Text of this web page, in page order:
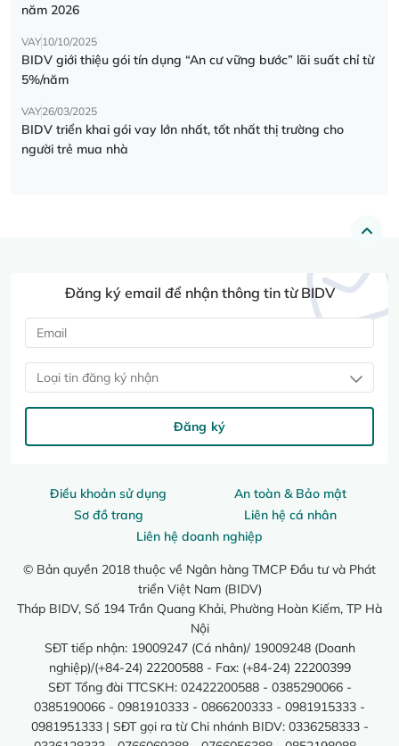
năm 2026
VAY10/10/2025
BIDV giới thiệu gói tín dụng “An cư vững bước” lãi suất chỉ từ
5%/năm
VAY26/03/2025
BIDV triển khai gói vay lớn nhất, tốt nhất thị trường cho
người trẻ mua nhà
Điều khoản sử dụng
An toàn & Bảo mật
Sơ đồ trang
Liên hệ cá nhân
Liên hệ doanh nghiệp
© Bản quyền 2018 thuộc về Ngân hàng TMCP Đầu tư và Phát
triển Việt Nam (BIDV)
Tháp BIDV, Số 194 Trần Quang Khải, Phường Hoàn Kiếm, TP Hà
Nội
SĐT tiếp nhận: 19009247 (Cá nhân)/ 19009248 (Doanh
nghiệp)/(+84-24) 22200588 - Fax: (+84-24) 22200399
SĐT Tổng đài TTCSKH: 02422200588 - 0385290066 -
0385190066 - 0981910333 - 0866200333 - 0981915333 -
0981951333 | SĐT gọi ra từ Chi nhánh BIDV: 0336258333 -
Đăng ký email để nhận thông tin từ BIDV
Loại tin đăng ký nhận
Đăng ký